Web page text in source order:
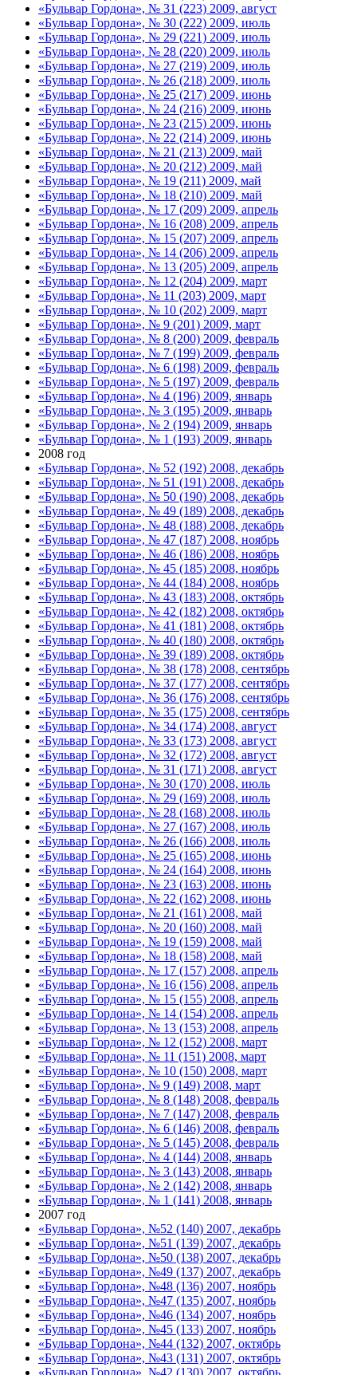
«Бульвар Гордона», № 31 (223) 2009, август
«Бульвар Гордона», № 30 (222) 2009, июль
«Бульвар Гордона», № 29 (221) 2009, июль
«Бульвар Гордона», № 28 (220) 2009, июль
«Бульвар Гордона», № 27 (219) 2009, июль
«Бульвар Гордона», № 26 (218) 2009, июль
«Бульвар Гордона», № 25 (217) 2009, июнь
«Бульвар Гордона», № 24 (216) 2009, июнь
«Бульвар Гордона», № 23 (215) 2009, июнь
«Бульвар Гордона», № 22 (214) 2009, июнь
«Бульвар Гордона», № 21 (213) 2009, май
«Бульвар Гордона», № 20 (212) 2009, май
«Бульвар Гордона», № 19 (211) 2009, май
«Бульвар Гордона», № 18 (210) 2009, май
«Бульвар Гордона», № 17 (209) 2009, апрель
«Бульвар Гордона», № 16 (208) 2009, апрель
«Бульвар Гордона», № 15 (207) 2009, апрель
«Бульвар Гордона», № 14 (206) 2009, апрель
«Бульвар Гордона», № 13 (205) 2009, апрель
«Бульвар Гордона», № 12 (204) 2009, март
«Бульвар Гордона», № 11 (203) 2009, март
«Бульвар Гордона», № 10 (202) 2009, март
«Бульвар Гордона», № 9 (201) 2009, март
«Бульвар Гордона», № 8 (200) 2009, февраль
«Бульвар Гордона», № 7 (199) 2009, февраль
«Бульвар Гордона», № 6 (198) 2009, февраль
«Бульвар Гордона», № 5 (197) 2009, февраль
«Бульвар Гордона», № 4 (196) 2009, январь
«Бульвар Гордона», № 3 (195) 2009, январь
«Бульвар Гордона», № 2 (194) 2009, январь
«Бульвар Гордона», № 1 (193) 2009, январь
2008 год
«Бульвар Гордона», № 52 (192) 2008, декабрь
«Бульвар Гордона», № 51 (191) 2008, декабрь
«Бульвар Гордона», № 50 (190) 2008, декабрь
«Бульвар Гордона», № 49 (189) 2008, декабрь
«Бульвар Гордона», № 48 (188) 2008, декабрь
«Бульвар Гордона», № 47 (187) 2008, ноябрь
«Бульвар Гордона», № 46 (186) 2008, ноябрь
«Бульвар Гордона», № 45 (185) 2008, ноябрь
«Бульвар Гордона», № 44 (184) 2008, ноябрь
«Бульвар Гордона», № 43 (183) 2008, октябрь
«Бульвар Гордона», № 42 (182) 2008, октябрь
«Бульвар Гордона», № 41 (181) 2008, октябрь
«Бульвар Гордона», № 40 (180) 2008, октябрь
«Бульвар Гордона», № 39 (189) 2008, октябрь
«Бульвар Гордона», № 38 (178) 2008, сентябрь
«Бульвар Гордона», № 37 (177) 2008, сентябрь
«Бульвар Гордона», № 36 (176) 2008, сентябрь
«Бульвар Гордона», № 35 (175) 2008, сентябрь
«Бульвар Гордона», № 34 (174) 2008, август
«Бульвар Гордона», № 33 (173) 2008, август
«Бульвар Гордона», № 32 (172) 2008, август
«Бульвар Гордона», № 31 (171) 2008, август
«Бульвар Гордона», № 30 (170) 2008, июль
«Бульвар Гордона», № 29 (169) 2008, июль
«Бульвар Гордона», № 28 (168) 2008, июль
«Бульвар Гордона», № 27 (167) 2008, июль
«Бульвар Гордона», № 26 (166) 2008, июль
«Бульвар Гордона», № 25 (165) 2008, июнь
«Бульвар Гордона», № 24 (164) 2008, июнь
«Бульвар Гордона», № 23 (163) 2008, июнь
«Бульвар Гордона», № 22 (162) 2008, июнь
«Бульвар Гордона», № 21 (161) 2008, май
«Бульвар Гордона», № 20 (160) 2008, май
«Бульвар Гордона», № 19 (159) 2008, май
«Бульвар Гордона», № 18 (158) 2008, май
«Бульвар Гордона», № 17 (157) 2008, апрель
«Бульвар Гордона», № 16 (156) 2008, апрель
«Бульвар Гордона», № 15 (155) 2008, апрель
«Бульвар Гордона», № 14 (154) 2008, апрель
«Бульвар Гордона», № 13 (153) 2008, апрель
«Бульвар Гордона», № 12 (152) 2008, март
«Бульвар Гордона», № 11 (151) 2008, март
«Бульвар Гордона», № 10 (150) 2008, март
«Бульвар Гордона», № 9 (149) 2008, март
«Бульвар Гордона», № 8 (148) 2008, февраль
«Бульвар Гордона», № 7 (147) 2008, февраль
«Бульвар Гордона», № 6 (146) 2008, февраль
«Бульвар Гордона», № 5 (145) 2008, февраль
«Бульвар Гордона», № 4 (144) 2008, январь
«Бульвар Гордона», № 3 (143) 2008, январь
«Бульвар Гордона», № 2 (142) 2008, январь
«Бульвар Гордона», № 1 (141) 2008, январь
2007 год
«Бульвар Гордона», №52 (140) 2007, декабрь
«Бульвар Гордона», №51 (139) 2007, декабрь
«Бульвар Гордона», №50 (138) 2007, декабрь
«Бульвар Гордона», №49 (137) 2007, декабрь
«Бульвар Гордона», №48 (136) 2007, ноябрь
«Бульвар Гордона», №47 (135) 2007, ноябрь
«Бульвар Гордона», №46 (134) 2007, ноябрь
«Бульвар Гордона», №45 (133) 2007, ноябрь
«Бульвар Гордона», №44 (132) 2007, октябрь
«Бульвар Гордона», №43 (131) 2007, октябрь
«Бульвар Гордона», №42 (130) 2007, октябрь